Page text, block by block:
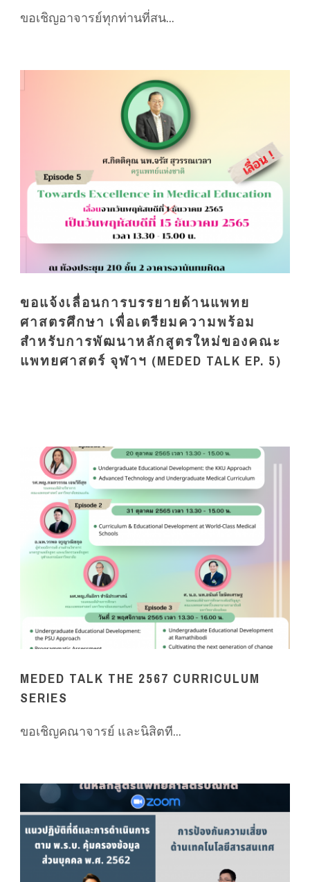
ขอเชิญอาจารย์ทุกท่านที่สน...
ขอแจ้งเลื่อนการบรรยายด้านแพทย
ศาสตรศึกษา เพื่อเตรียมความพร้อม
สำหรับการพัฒนาหลักสูตรใหม่ของคณะ
แพทยศาสตร์ จุฬาฯ (MEDED TALK EP. 5)
MEDED TALK THE 2567 CURRICULUM
SERIES
ขอเชิญคณาจารย์ และนิสิตที...